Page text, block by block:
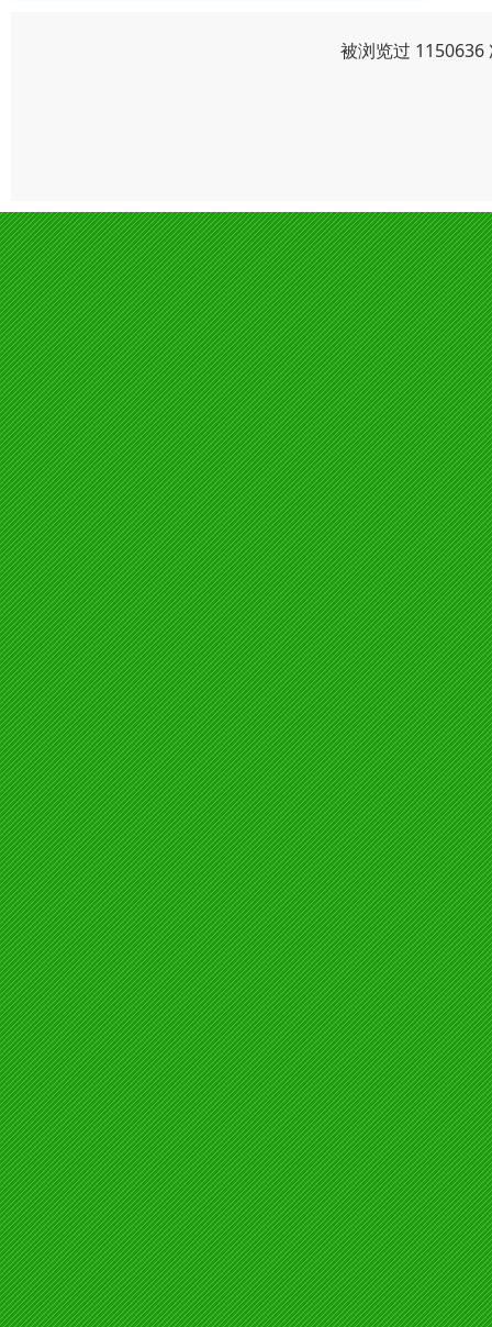
被浏览过